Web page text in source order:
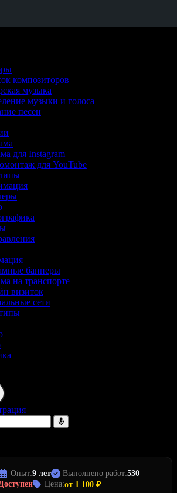
композиторов
музыка
музыки и голоса
песен
для Instagram
для YouTube
баннеры
на транспорте
визиток
сети
Опыт:9 лет Выполнено работ:530
Цена:от 1 100 ₽